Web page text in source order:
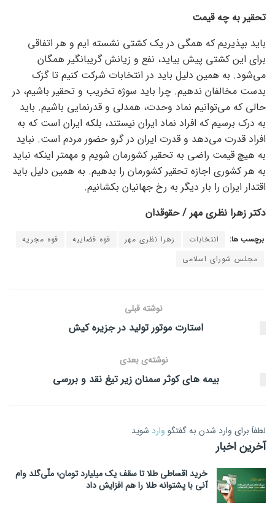
تحقیر به چه قیمت
باید بپذیریم که همگی در یک کشتی نشسته ایم و هر اتفاقی
برای این کشتی پیش بیاید، نفع و زیانش گریبانگیر همگان
می‌شود. به همین دلیل باید در انتخابات شرکت کنیم تا گزک
بدست مخالفان ندهیم. چرا باید سوژه تخریب و تحقیر باشیم، در
حالی که می‌توانیم نماد وحدت، همدلی و قدرنمایی باشیم. باید
به درک برسیم که افراد نماد ایران نیستند، بلکه ایران است که به
افراد قدرت می‌دهد و قدرت ایران در گرو حضور مردم است. نباید
به هیچ قیمت راضی به تحقیر کشورمان شویم و مهمتر اینکه نباید
به هر کشوری اجازه تحقیر کشورمان را بدهیم. به همین دلیل باید
اقتدار ایران را بار دیگر به رخ جهانیان بکشانیم.
دکتر زهرا نظری مهر / حقوقدان
برچسب ها: انتخابات زهرا نظری مهر قوه قضاییه
قوه مجریه
مجلس شورای اسلامی
نوشته قبلی
استارت موتور تولید در جزیره کیش
نوشته‌ی بعدی
بیمه های کوثر سمنان زیر تیغ نقد و بررسی
لطفاَ برای وارد شدن به گفتگو وارد شوید
آخرین اخبار
خرید اقساطی طلا تا سقف یک میلیارد تومان؛ ملّی‌گلد وام
آنی با پشتوانه طلا را هم افزایش داد